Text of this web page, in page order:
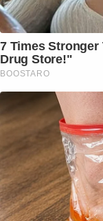
7 Times
Drug Store!"
BOOSTARO